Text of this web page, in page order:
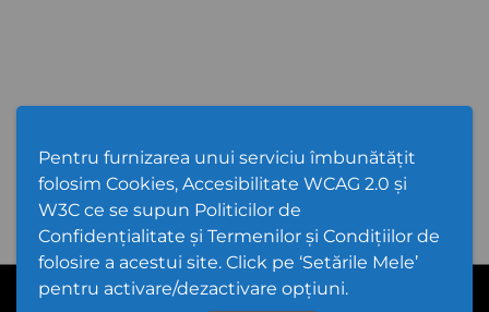
Pentru furnizarea unui serviciu îmbunătățit
folosim Cookies, Accesibilitate WCAG 2.0 și
W3C ce se supun Politicilor de
Confidențialitate și Termenilor și Condițiilor de
folosire a acestui site. Click pe ‘Setările Mele’
pentru activare/dezactivare opțiuni.
Cod Județ 4 | Județul Bacău | Tipul UAT - 14 - C - Comună |